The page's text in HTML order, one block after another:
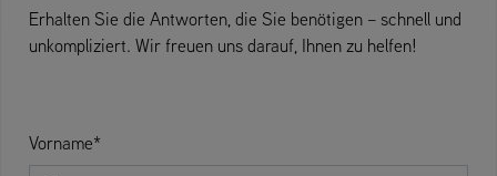
Erhalten Sie die Antworten, die Sie benötigen – schnell und
unkompliziert. Wir freuen uns darauf, Ihnen zu helfen!
Vorname*